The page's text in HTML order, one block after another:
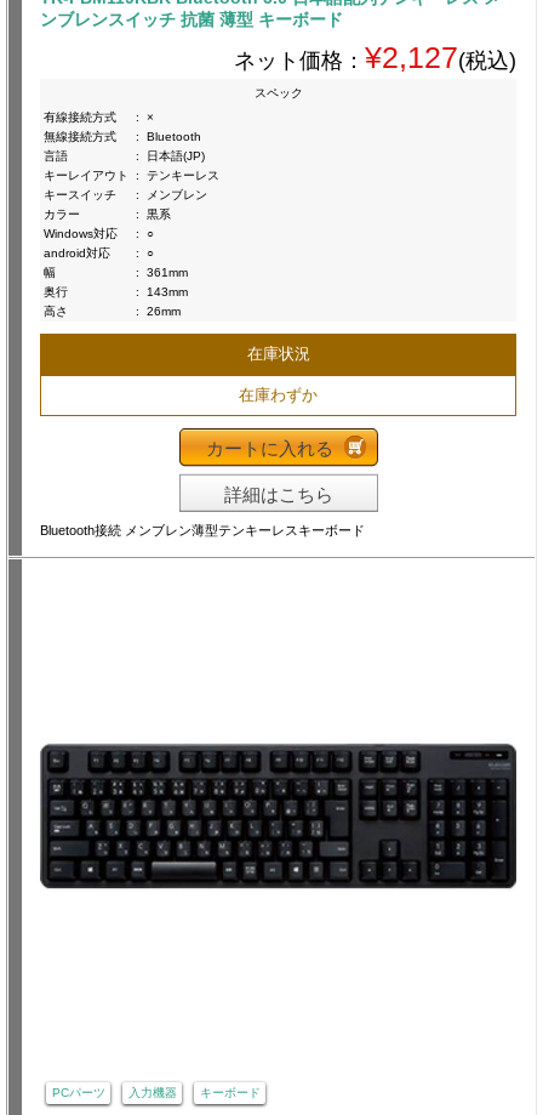
ンブレンスイッチ 抗菌 薄型 キーボード
ネット価格： ¥2,127(税込)
スペック
有線接続方式
:
×
無線接続方式
:
Bluetooth
言語
:
日本語(JP)
キーレイアウト
:
テンキーレス
キースイッチ
:
メンブレン
カラー
:
黒系
Windows対応
:
○
android対応
:
○
幅
:
361mm
奥行
:
143mm
高さ
: 26mm
在庫状況
在庫わずか
カートに入れる
詳細はこちら
Bluetooth接続 メンブレン薄型テンキーレスキーボード
PCパーツ 入力機器 キーボード